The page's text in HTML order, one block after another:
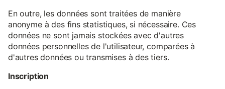
En outre, les données sont traitées de manière
anonyme à des fins statistiques, si nécessaire. Ces
données ne sont jamais stockées avec d'autres
données personnelles de l'utilisateur, comparées à
d'autres données ou transmises à des tiers.
Inscription